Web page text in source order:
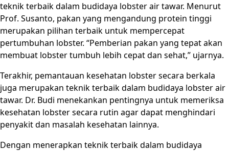
teknik terbaik dalam budidaya lobster air tawar. Menurut
Prof. Susanto, pakan yang mengandung protein tinggi
merupakan pilihan terbaik untuk mempercepat
pertumbuhan lobster. “Pemberian pakan yang tepat akan
membuat lobster tumbuh lebih cepat dan sehat,” ujarnya.
Terakhir, pemantauan kesehatan lobster secara berkala
juga merupakan teknik terbaik dalam budidaya lobster air
tawar. Dr. Budi menekankan pentingnya untuk memeriksa
kesehatan lobster secara rutin agar dapat menghindari
penyakit dan masalah kesehatan lainnya.
Dengan menerapkan teknik terbaik dalam budidaya